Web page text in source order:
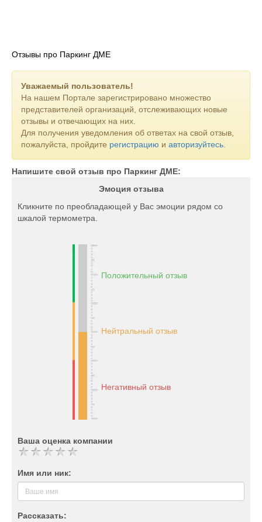
Отзывы про Паркинг ДМЕ
Уважаемый пользователь!
На нашем Портале зарегистрировано множество
представителей организаций, отслеживающих новые
отзывы и отвечающих на них.
Для получения уведомления об ответах на свой отзыв,
пожалуйста, пройдите регистрацию и авторизуйтесь
Напишите свой отзыв про Паркинг ДМЕ:
Эмоция отзыва
Кликните по преобладающей у Вас эмоции рядом со
шкалой термометра.
Положительный отзыв
Нейтральный отзыв
Негативный отзыв
Ваша оценка компании
Имя или ник:
Рассказать: